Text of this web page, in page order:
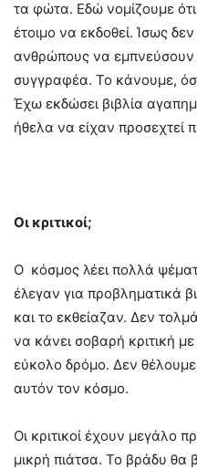
τα φώτα. Εδώ νομίζουμε
έτοιμο να εκδοθεί. Ίσως
ανθρώπους να εμπνεύσουν
συγγραφέα. Το κάνουμε,
Έχω εκδώσει βιβλία
ήθελα να είχαν προσεχτεί
Οι κριτικοί;
Ο κόσμος λέει πολλά
έλεγαν για προβληματικά
και το εκθείαζαν. Δεν
να κάνει σοβαρή κριτική
εύκολο δρόμο. Δεν
αυτόν τον κόσμο.
Οι κριτικοί έχουν μεγάλο
μικρή πιάτσα. Το βράδυ θα